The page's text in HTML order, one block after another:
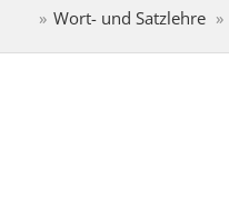
Wort- und Satzlehre